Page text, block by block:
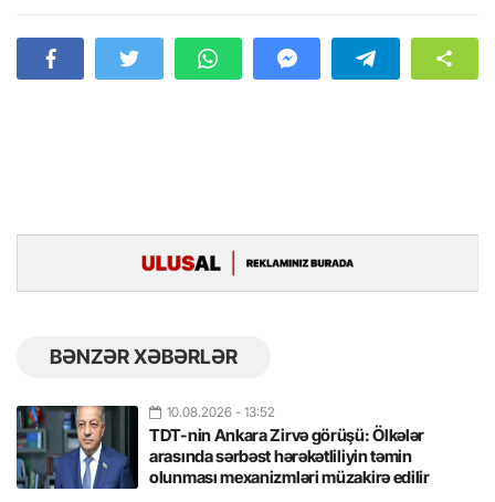
BƏNZƏR XƏBƏRLƏR
10.08.2026 - 13:52
TDT-nin Ankara Zirvə görüşü: Ölkələr
arasında sərbəst hərəkətliliyin təmin
olunması mexanizmləri müzakirə edilir